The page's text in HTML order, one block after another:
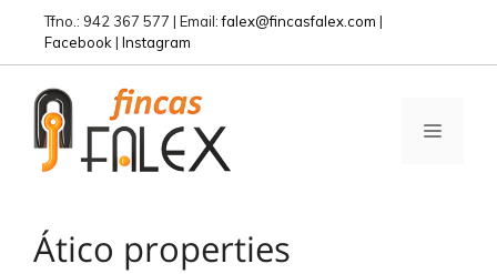
Saltar
contenido
Tfno.: 942 367 577 | Email:falex@fincasfalex.com |
Facebook | Instagram
MENÚ
Ático properties